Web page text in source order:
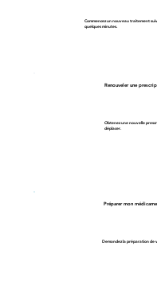
Commencez un nouveau traitement
quelques minutes.
Renouveler une
Obtenez une nouvelle
déplacer.
Préparer mon
Demandez la préparation de